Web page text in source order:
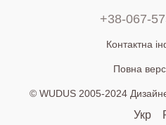
+38-067-
Контактна
Повна
© WUDUS 2005-2024
Укр